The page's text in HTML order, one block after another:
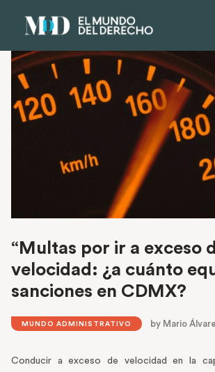
“Multas por ir a exceso
velocidad: ¿a cuánto
sanciones en CDMX?
MUNDO ADMINISTRATIVO by Mario
Conducir a exceso de velocidad en la